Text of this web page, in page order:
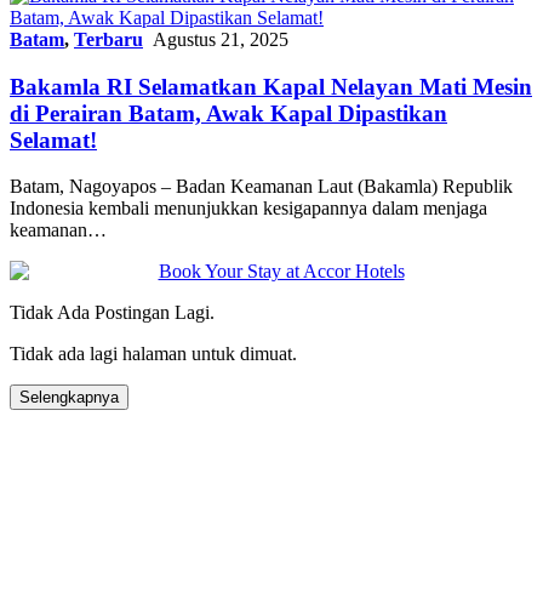
Batam, Terbaru Agustus 21, 2025
Bakamla RI Selamatkan Kapal Nelayan Mati Mesin
di Perairan Batam, Awak Kapal Dipastikan
Selamat!
Batam, Nagoyapos – Badan Keamanan Laut (Bakamla) Republik
Indonesia kembali menunjukkan kesigapannya dalam menjaga
keamanan…
Tidak Ada Postingan Lagi.
Tidak ada lagi halaman untuk dimuat.
Selengkapnya